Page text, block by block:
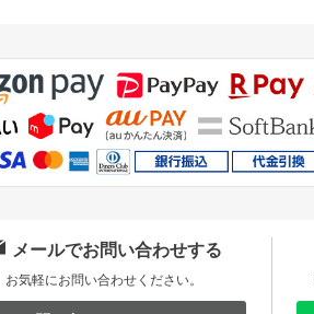
メールでお問い合わせする
お気軽にお問い合わせください。